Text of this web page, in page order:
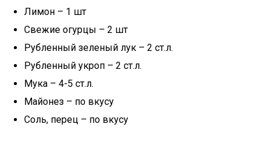
Лимон – 1 шт
Свежие огурцы – 2 шт
Рубленный зеленый лук – 2 ст.л.
Рубленный укроп – 2 ст.л.
Мука – 4-5 ст.л.
Майонез – по вкусу
Соль, перец – по вкусу